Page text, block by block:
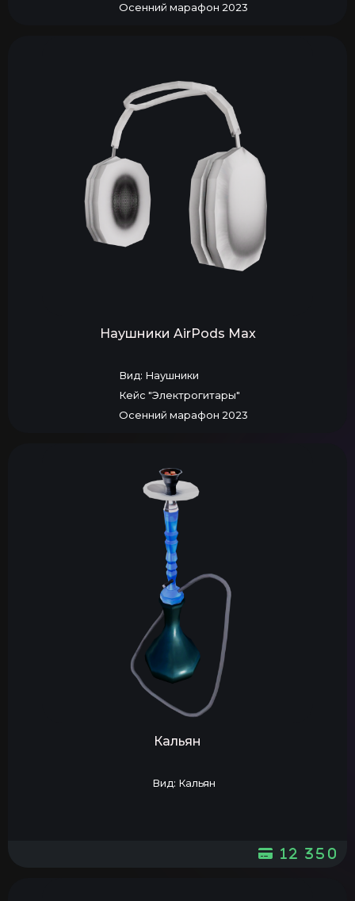
Осенний марафон 2023
Наушники AirPods Max
Вид: Наушники
Кейс "Электрогитары"
Осенний марафон 2023
Кальян
Вид: Кальян
12 350